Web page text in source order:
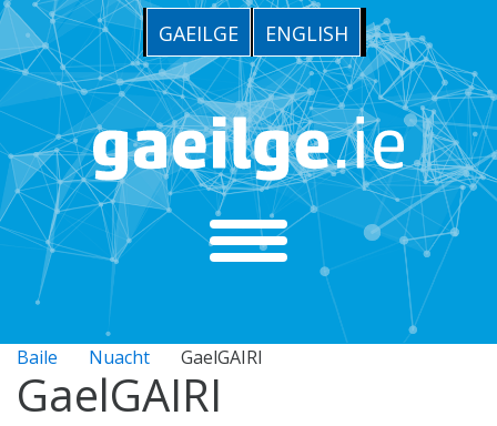
GAEILGE ENGLISH
Baile Nuacht GaelGAIRI
GaelGAIRI